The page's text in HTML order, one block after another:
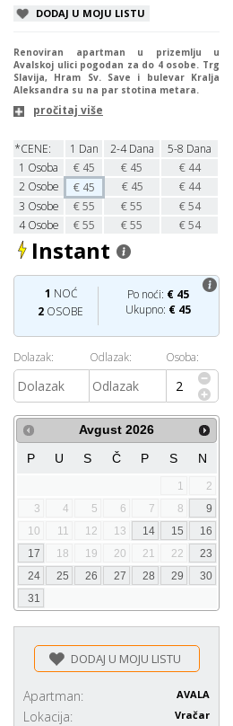
DODAJ U MOJU LISTU
Renoviran apartman u prizemlju u
Avalskoj ulici pogodan za do 4 osobe. Trg
Slavija, Hram Sv. Save i bulevar Kralja
Aleksandra su na par stotina metara.
pročitaj više
*CENE: 1 Dan 2-4 Dana
5-8 Dana
1 Osoba € 45 € 45 € 44
2 Osobe € 45 € 45 € 44
3 Osobe €55 €55 €54
4Osobe €55 €55 €54
Instant
Po noći: € 45
Ukupno: € 45
1 NOĆ
2 OSOBE
Dolazak: Odlazak: Osoba:
Avgust 2026
P
U S Č P S N
1
2
3
4 5 6 7 8
9
10
11 12 13 14 15
16
17
18 19 20 21 22
23
24
25 26 27 28 29
30
31
DODAJ U MOJU LISTU
Apartman: AVALA
Lokacija: Vračar